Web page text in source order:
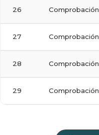
26 Comprobación
27 Comprobación
28 Comprobación
29 Comprobación